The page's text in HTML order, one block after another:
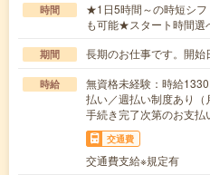
時間
★1日5時間～の時短シ
も可能★スタート時間
期間 長期のお仕事です。開
時給
無資格未経験：時給
払い／週払い制度あり
手続き完了次第のお支払
交通費
交通費支給※規定有